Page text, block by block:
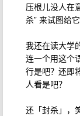
压根儿没人在
杀” 来试图给
我还在读大学
连一个用这个
行是吧？还即
人看是吧？
还「封杀」，